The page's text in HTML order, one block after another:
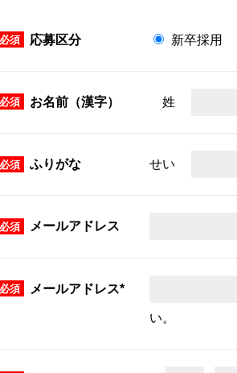
応募区分 新卒採用
お名前（漢字） 姓
ふりがな せい
メールアドレス
メールアドレス*
い。